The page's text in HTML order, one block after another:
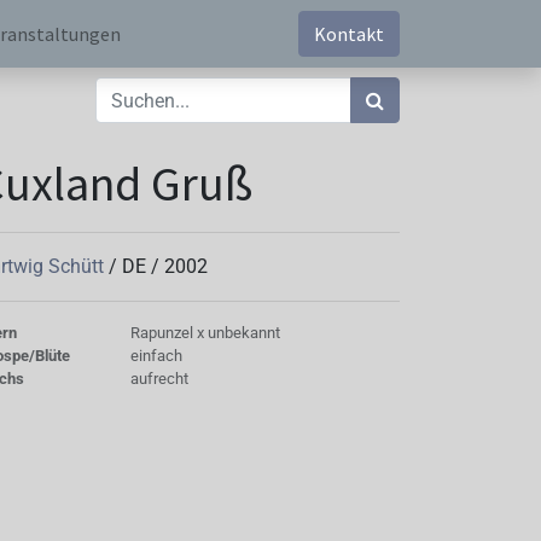
Kontakt
Gruß
Schütt / DE / 2002
Rapunzel x unbekannt
Blüte
einfach
aufrecht